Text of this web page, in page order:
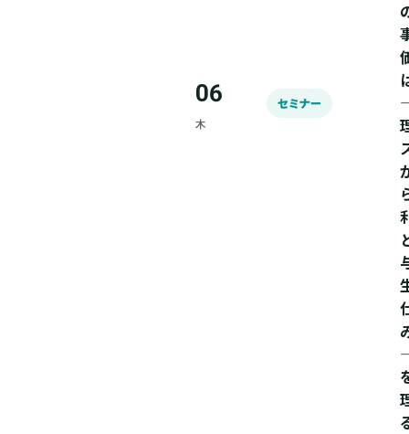
06
木
セミナー